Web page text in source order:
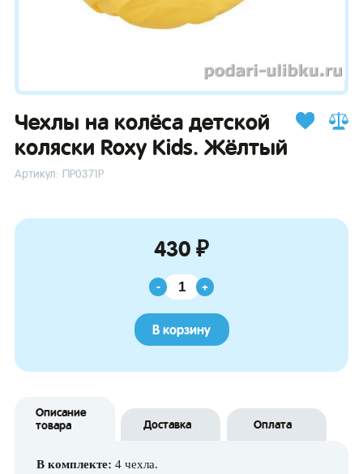
Чехлы на колёса детской
коляски Roxy Kids. Жёлтый
Артикул: ПР0371Р
430 ₽
- +
В корзину
Описание
товара
Доставка Оплата
В комплекте: 4 чехла.